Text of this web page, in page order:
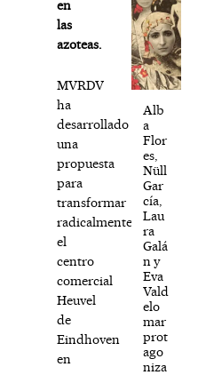
en
las
azoteas.
MVRDV
ha
desarrollado
una
propuesta
para
transformar
radicalmente
el
centro
comercial
Heuvel
de
Eindhoven
en
Alb
a
Flor
es,
Nüll
Gar
cía,
Lau
ra
Galá
n y
Eva
Vald
elo
mar
prot
ago
niza